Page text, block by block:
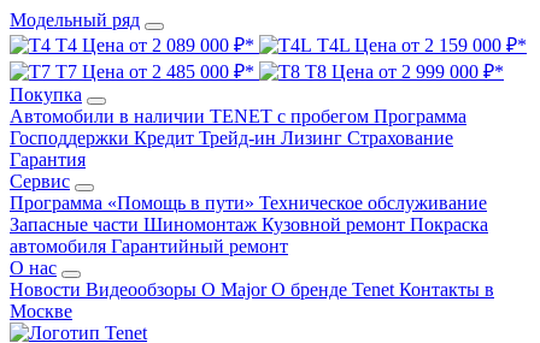
Модельный ряд
T4 Цена от 2 089 000 ₽* T4L Цена от 2 159 000 ₽*
T7 Цена от 2 485 000 ₽* T8 Цена от 2 999 000 ₽*
Покупка
Автомобили в наличии TENET с пробегом Программа
Господдержки Кредит Трейд-ин Лизинг Страхование
Гарантия
Сервис
Программа «Помощь в пути» Техническое обслуживание
Запасные части Шиномонтаж Кузовной ремонт Покраска
автомобиля Гарантийный ремонт
О нас
Новости Видеообзоры О MajorО бренде Tenet Контакты в
Москве